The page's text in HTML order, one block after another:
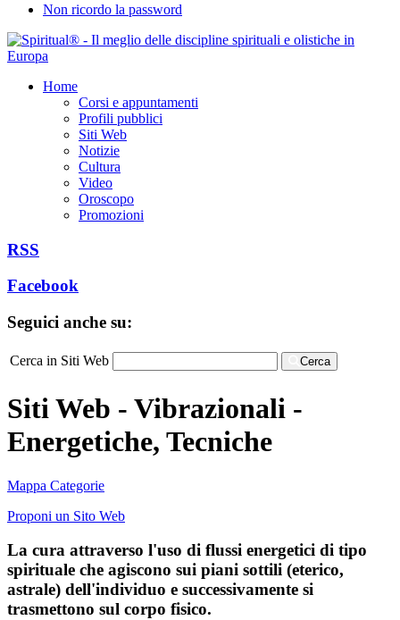
Non ricordo la password
Home
Corsi e appuntamenti
Profili pubblici
Siti Web
Notizie
Cultura
Video
Oroscopo
Promozioni
RSS
Facebook
Seguici anche su:
Cerca in Siti Web Cerca
Siti Web - Vibrazionali -
Energetiche, Tecniche
Mappa Categorie
Proponi un Sito Web
La cura attraverso l'uso di flussi energetici di tipo
spirituale che agiscono sui piani sottili (eterico,
astrale) dell'individuo e successivamente si
trasmettono sul corpo fisico.